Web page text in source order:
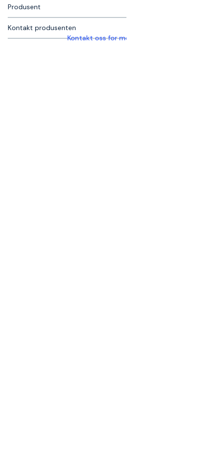
Produsent
Kontakt produsenten
Kontakt oss for mer informasjon